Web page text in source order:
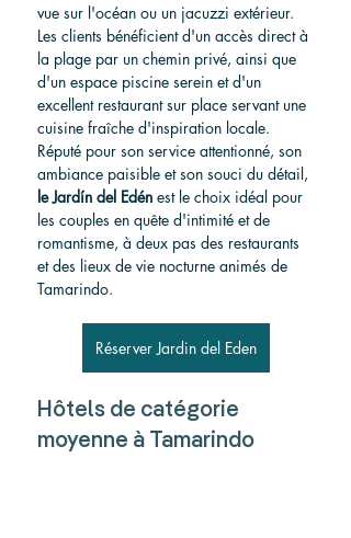
vue sur l'océan ou un jacuzzi extérieur.
Les clients bénéficient d'un accès direct à
la plage par un chemin privé, ainsi que
d'un espace piscine serein et d'un
excellent restaurant sur place servant une
cuisine fraîche d'inspiration locale.
Réputé pour son service attentionné, son
ambiance paisible et son souci du détail,
le Jardín del Edén est le choix idéal pour
les couples en quête d'intimité et de
romantisme, à deux pas des restaurants
et des lieux de vie nocturne animés de
Tamarindo.
Réserver Jardin del Eden
Hôtels de catégorie
moyenne à Tamarindo